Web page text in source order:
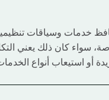
خدمات وسياقات
سواء كان ذلك يعني
أو استيعاب أنواع